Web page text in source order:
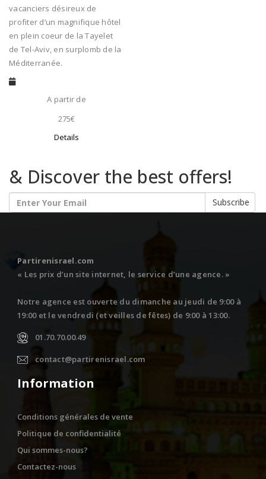
vacanciers désireux de
profiter d’un magnifique hôtel
en plein coeur de la Tayelet
de Tel-Aviv, en surplomb de la
Méditerranée.
A partir de
275€
Details
& Discover the best offers!
Subscribe
Partirenisrael.com
« Les prix d’un site internet, le service d’une agence. »
Notre agence est ouverte du dimanche au jeudi de 9:00 à
19:00 et le vendredi (et veilles de fêtes) de 9:00 à 13:00.
01.70.70.00.49
contact@partirenisrael.com
Information
Conditions générales de vente
Politique de confidentialité
Qui sommes-nous?
Contactez-nous